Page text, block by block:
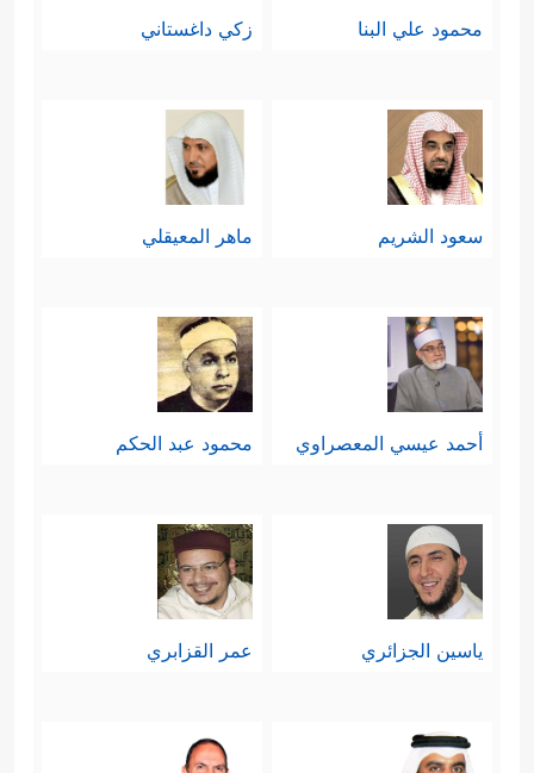
محمود علي البنا زكي داغستاني
سعود الشريم ماهر المعيقلي
أحمد عيسي المعصراوي محمود عبد الحكم
ياسين الجزائري عمر القزابري